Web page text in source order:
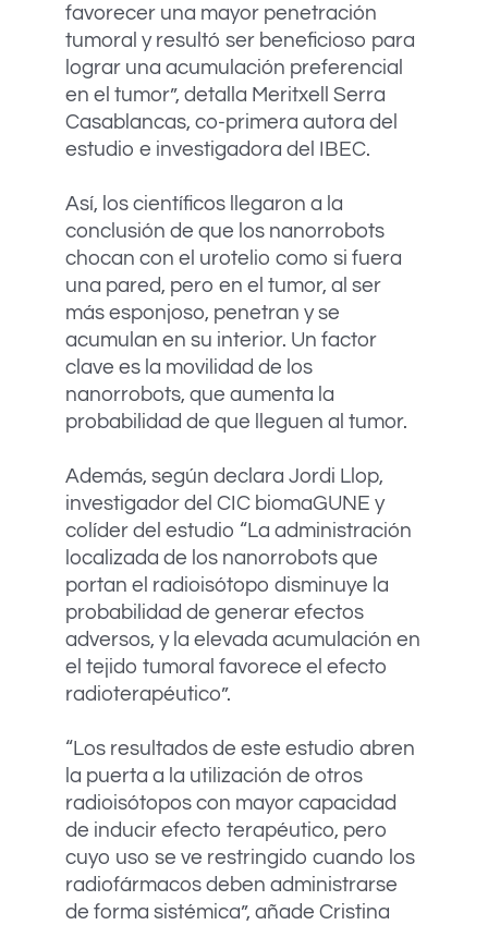
favorecer una mayor penetración
tumoral y resultó ser beneficioso para
lograr una acumulación preferencial
en el tumor”, detalla Meritxell Serra
Casablancas, co-primera autora del
estudio e investigadora del IBEC.
Así, los científicos llegaron a la
conclusión de que los nanorrobots
chocan con el urotelio como si fuera
una pared, pero en el tumor, al ser
más esponjoso, penetran y se
acumulan en su interior. Un factor
clave es la movilidad de los
nanorrobots, que aumenta la
probabilidad de que lleguen al tumor.
Además, según declara Jordi Llop,
investigador del CIC biomaGUNE y
colíder del estudio “La administración
localizada de los nanorrobots que
portan el radioisótopo disminuye la
probabilidad de generar efectos
adversos, y la elevada acumulación en
el tejido tumoral favorece el efecto
radioterapéutico”.
“Los resultados de este estudio abren
la puerta a la utilización de otros
radioisótopos con mayor capacidad
de inducir efecto terapéutico, pero
cuyo uso se ve restringido cuando los
radiofármacos deben administrarse
de forma sistémica”, añade Cristina